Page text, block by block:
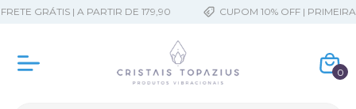
GRÁTIS | A PARTIR DE 179,90 CUPOM 10% OFF |
0